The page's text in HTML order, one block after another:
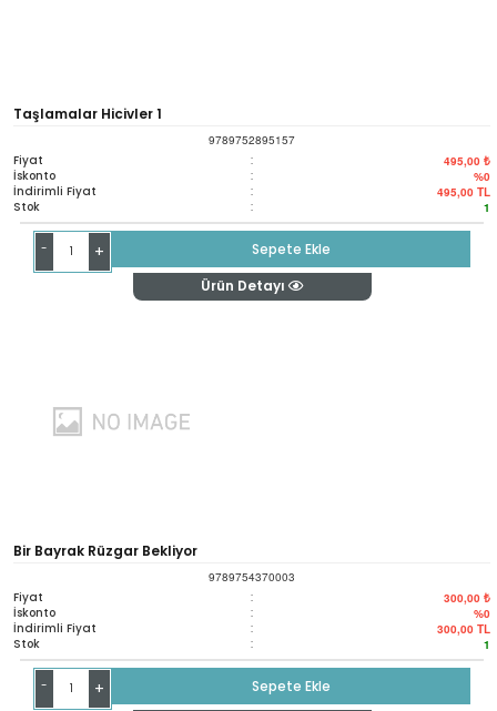
Taşlamalar Hicivler 1
9789752895157
Fiyat : 495,00 ₺
İskonto : %0
İndirimli Fiyat : 495,00 TL
Stok : 1
- +
Sepete Ekle
Ürün Detayı
Bir Bayrak Rüzgar Bekliyor
9789754370003
Fiyat : 300,00 ₺
İskonto : %0
İndirimli Fiyat : 300,00 TL
Stok : 1
- +
Sepete Ekle